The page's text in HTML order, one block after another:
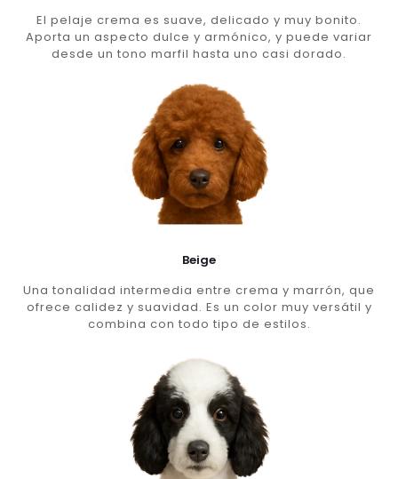
El pelaje crema es suave, delicado y muy bonito.
Aporta un aspecto dulce y armónico, y puede variar
desde un tono marfil hasta uno casi dorado.
Beige
Una tonalidad intermedia entre crema y marrón, que
ofrece calidez y suavidad. Es un color muy versátil y
combina con todo tipo de estilos.